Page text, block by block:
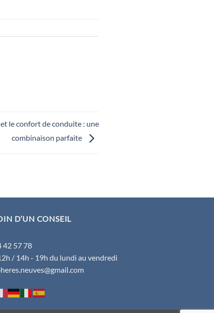
le confort de conduite : une
combinaison parfaite
D’UN CONSEIL
42 57 78
/ 14h - 19h du lundi au vendredi